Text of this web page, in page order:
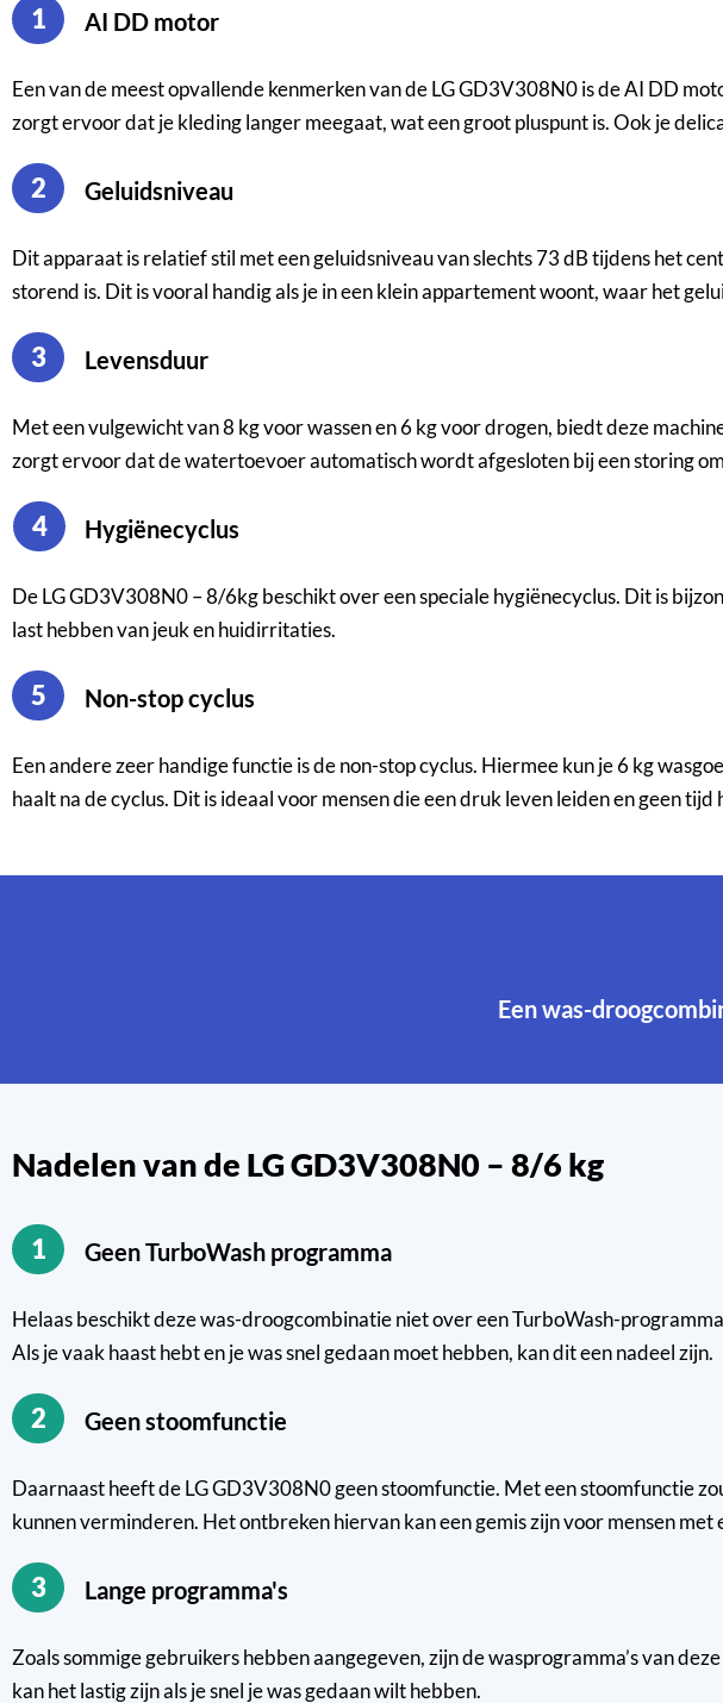
1 AI DD motor
Een van de meest opvallende kenmerken van de LG GD3V308N0 is de AI DD
zorgt ervoor dat je kleding langer meegaat, wat een groot pluspunt is. Ook je
2 Geluidsniveau
Dit apparaat is relatief stil met een geluidsniveau van slechts 73 dB tijdens het
storend is. Dit is vooral handig als je in een klein appartement woont, waar het
3 Levensduur
Met een vulgewicht van 8 kg voor wassen en 6 kg voor drogen, biedt deze
zorgt ervoor dat de watertoevoer automatisch wordt afgesloten bij een storing
4 Hygiënecyclus
De LG GD3V308N0 – 8/6kg beschikt over een speciale hygiënecyclus. Dit is
last hebben van jeuk en huidirritaties.
5 Non-stop cyclus
Een andere zeer handige functie is de non-stop cyclus. Hiermee kun je 6 kg
haalt na de cyclus. Dit is ideaal voor mensen die een druk leven leiden en geen
Een was-
Nadelen van de LG GD3V308N0 – 8/6 kg
1 Geen TurboWash programma
Helaas beschikt deze was-droogcombinatie niet over een TurboWash-
Als je vaak haast hebt en je was snel gedaan moet hebben, kan dit een nadeel zijn.
2 Geen stoomfunctie
Daarnaast heeft de LG GD3V308N0 geen stoomfunctie. Met een stoomfunctie
kunnen verminderen. Het ontbreken hiervan kan een gemis zijn voor mensen met
3 Lange programma's
Zoals sommige gebruikers hebben aangegeven, zijn de wasprogramma’s van
kan het lastig zijn als je snel je was gedaan wilt hebben.